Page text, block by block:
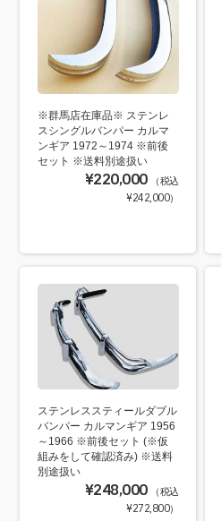
※群馬店在庫品※ ステンレ
スシングルバンパー カルマ
ンギア 1972～1974 ※前後
セット ※送料別途扱い
¥220,000
（税込
¥242,000）
ステンレススティールダブル
バンパー カルマンギア 1956
～1966 ※前後セット (※仮
組みをして確認済み) ※送料
別途扱い
¥248,000
（税込
¥272,800）